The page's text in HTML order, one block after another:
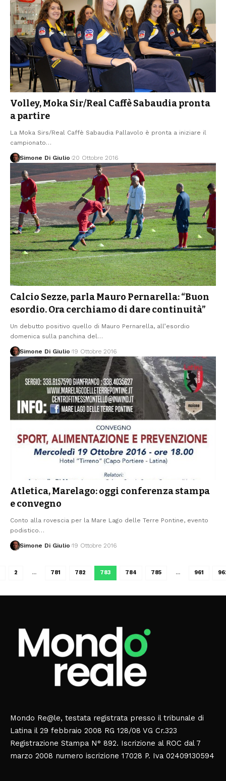
Volley, Moka Sir/Real Caffè Sabaudia pronta
a partire
La Moka Sirs/Real Caffè Sabaudia Pallavolo è pronta a iniziare il
campionato…
Simone Di Giulio 20 Ottobre 2016
Calcio Sezze, parla Mauro Pernarella: “Buon
esordio. Ora cerchiamo di dare continuità”
Un debutto positivo quello di Mauro Pernarella, all’esordio
domenica sulla panchina del…
Simone Di Giulio 19 Ottobre 2016
Atletica, Marelago: oggi conferenza stampa
e convegno
Conto alla rovescia per la Mare Lago delle Terre Pontine, evento
podistico…
Simone Di Giulio 19 Ottobre 2016
2 … 781 782 783 784 785 … 961
Mondo Re@le, testata registrata presso il tribunale di
Latina il 29 febbraio 2008 RG 128/08 VG Cr.323
Registrazione Stampa N° 892. Iscrizione al ROC dal 7
marzo 2008 numero iscrizione 17028 P. Iva 02409130594